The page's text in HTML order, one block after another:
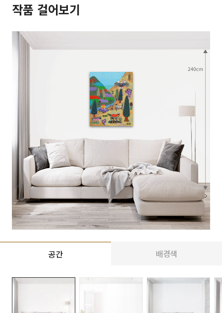
작품 걸어보기
공간 배경색